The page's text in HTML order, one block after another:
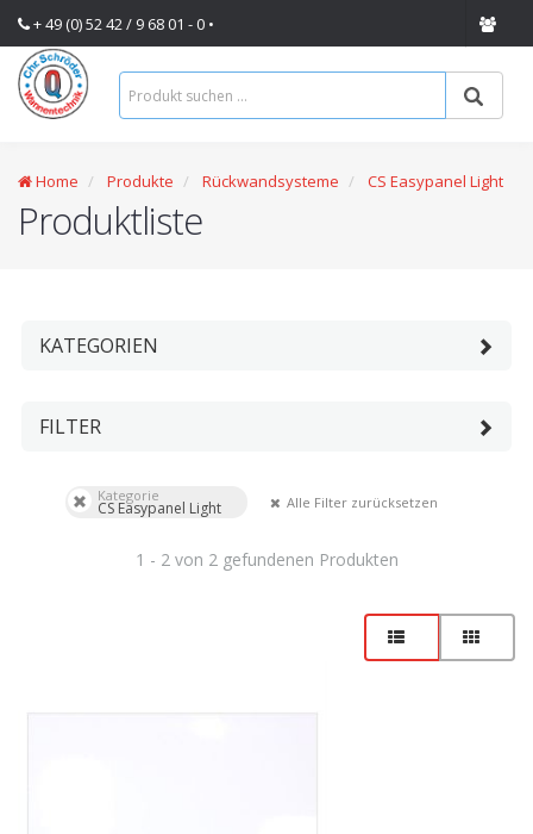
+ 49 (0) 52 42 / 9 68 01 - 0 •
Home Produkte Rückwandsysteme CS Easypanel Light
Produktliste
KATEGORIEN
FILTER
Kategorie
CS Easypanel Light Alle Filter zurücksetzen
1 - 2 von 2 gefundenen Produkten